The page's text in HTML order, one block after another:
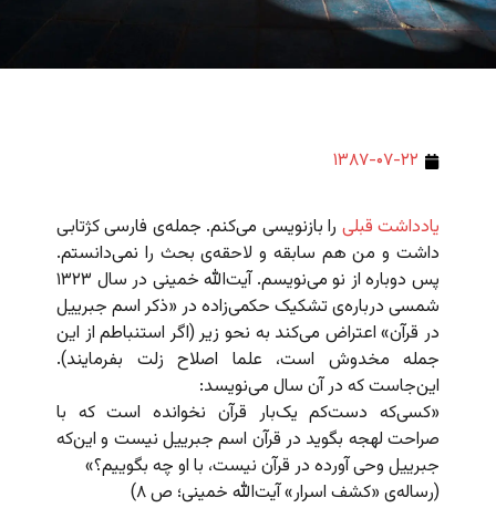
۱۳۸۷-۰۷-۲۲
یادداشت قبلی را بازنویسی می‌کنم. جمله‌ی فارسی کژتابی
داشت و من هم سابقه و لاحقه‌ی بحث را نمی‌دانستم.
پس دوباره از نو می‌نویسم. آیت‌الله خمینی در سال ۱۳۲۳
شمسی درباره‌ی تشکیک حکمی‌زاده در «ذکر اسم جبرییل
در قرآن» اعتراض می‌کند به نحو زیر (اگر استنباطم از این
جمله مخدوش است، علما اصلاح زلت بفرمایند).
این‌جاست که در آن سال می‌نویسد:
«کسی‌که دست‌کم یک‌بار قرآن نخوانده است که با
صراحت لهجه بگوید در قرآن اسم جبرییل نیست و این‌که
جبرییل وحی آورده در قرآن نیست، با او چه بگوییم؟»
(رساله‌ی «کشف اسرار» آیت‌الله خمینی؛ ص ۸)